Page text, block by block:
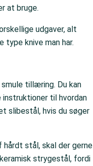
at bruge.
udgaver, alt
type knive man har.
tillæring. Du kan
instruktioner til hvordan
slibestål, hvis du søger
hårdt stål, skal der gerne
strygestål, fordi